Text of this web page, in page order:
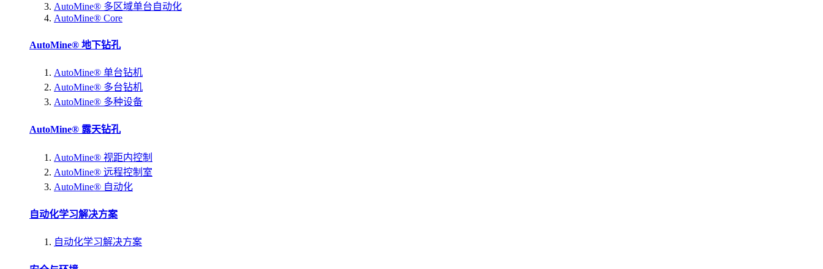
AutoMine® 多区域单台自动化
AutoMine® Core
AutoMine® 地下钻孔
AutoMine® 单台钻机
AutoMine® 多台钻机
AutoMine® 多种设备
AutoMine® 露天钻孔
AutoMine® 视距内控制
AutoMine® 远程控制室
AutoMine® 自动化
自动化学习解决方案
自动化学习解决方案